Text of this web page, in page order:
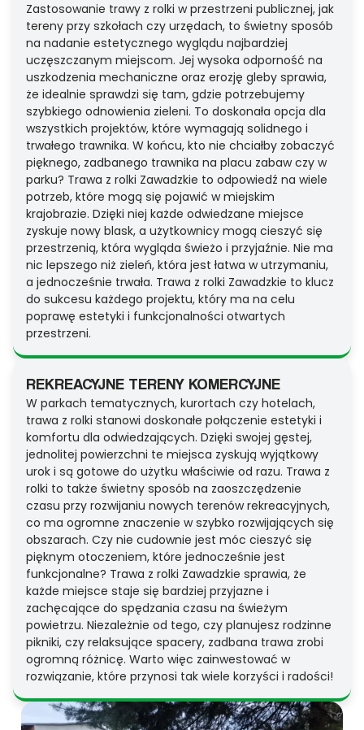
Zastosowanie trawy z rolki w przestrzeni publicznej, jak
tereny przy szkołach czy urzędach, to świetny sposób
na nadanie estetycznego wyglądu najbardziej
uczęszczanym miejscom. Jej wysoka odporność na
uszkodzenia mechaniczne oraz erozję gleby sprawia,
że idealnie sprawdzi się tam, gdzie potrzebujemy
szybkiego odnowienia zieleni. To doskonała opcja dla
wszystkich projektów, które wymagają solidnego i
trwałego trawnika. W końcu, kto nie chciałby zobaczyć
pięknego, zadbanego trawnika na placu zabaw czy w
parku? Trawa z rolki Zawadzkie to odpowiedź na wiele
potrzeb, które mogą się pojawić w miejskim
krajobrazie. Dzięki niej każde odwiedzane miejsce
zyskuje nowy blask, a użytkownicy mogą cieszyć się
przestrzenią, która wygląda świeżo i przyjaźnie. Nie ma
nic lepszego niż zieleń, która jest łatwa w utrzymaniu,
a jednocześnie trwała. Trawa z rolki Zawadzkie to klucz
do sukcesu każdego projektu, który ma na celu
poprawę estetyki i funkcjonalności otwartych
przestrzeni.
REKREACYJNE TERENY KOMERCYJNE
W parkach tematycznych, kurortach czy hotelach,
trawa z rolki stanowi doskonałe połączenie estetyki i
komfortu dla odwiedzających. Dzięki swojej gęstej,
jednolitej powierzchni te miejsca zyskują wyjątkowy
urok i są gotowe do użytku właściwie od razu. Trawa z
rolki to także świetny sposób na zaoszczędzenie
czasu przy rozwijaniu nowych terenów rekreacyjnych,
co ma ogromne znaczenie w szybko rozwijających się
obszarach. Czy nie cudownie jest móc cieszyć się
pięknym otoczeniem, które jednocześnie jest
funkcjonalne? Trawa z rolki Zawadzkie sprawia, że
każde miejsce staje się bardziej przyjazne i
zachęcające do spędzania czasu na świeżym
powietrzu. Niezależnie od tego, czy planujesz rodzinne
pikniki, czy relaksujące spacery, zadbana trawa zrobi
ogromną różnicę. Warto więc zainwestować w
rozwiązanie, które przynosi tak wiele korzyści i radości!